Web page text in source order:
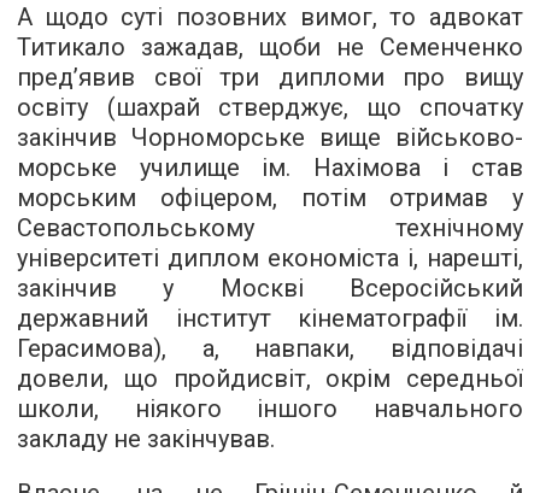
А щодо суті позовних вимог, то адвокат
Титикало зажадав, щоби не Семенченко
пред’явив свої три дипломи про вищу
освіту (шахрай стверджує, що спочатку
закінчив Чорноморське вище військово-
морське училище ім. Нахімова і став
морським офіцером, потім отримав у
Севастопольському технічному
університеті диплом економіста і, нарешті,
закінчив у Москві Всеросійський
державний інститут кінематографії ім.
Герасимова), а, навпаки, відповідачі
довели, що пройдисвіт, окрім середньої
школи, ніякого іншого навчального
закладу не закінчував.